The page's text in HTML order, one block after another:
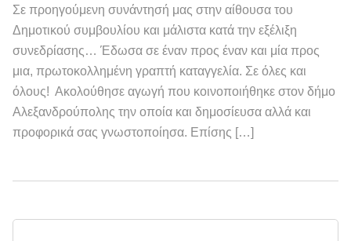
Σε προηγούμενη συνάντησή μας στην αίθουσα του
Δημοτικού συμβουλίου και μάλιστα κατά την εξέλιξη
συνεδρίασης… Έδωσα σε έναν προς έναν και μία προς
μια, πρωτοκολλημένη γραπτή καταγγελία. Σε όλες και
όλους! Ακολούθησε αγωγή που κοινοποιήθηκε στον δήμο
Αλεξανδρούπολης την οποία και δημοσίευσα αλλά και
προφορικά σας γνωστοποίησα. Επίσης […]